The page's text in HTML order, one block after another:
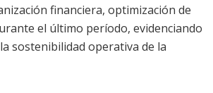
financiera, optimización de
el último período, evidenciando
sostenibilidad operativa de la